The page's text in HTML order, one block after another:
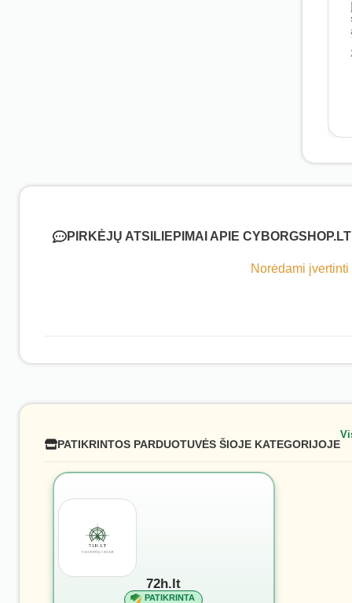
PIRKĖJŲ ATSILIEPIMAI APIE CYBORGSHOP.LT
Norėdami
PATIKRINTOS PARDUOTUVĖS ŠIOJE KATEGORIJOJE
72h.lt
PATIKRINTA